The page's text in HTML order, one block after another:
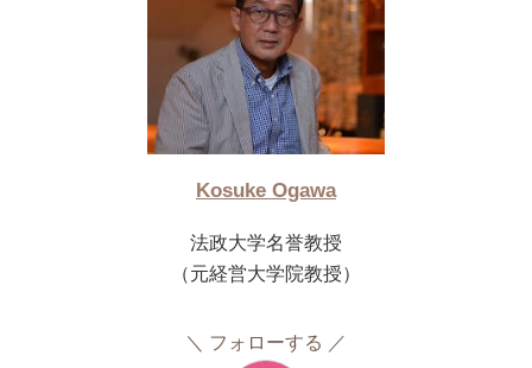
Kosuke Ogawa
法政大学名誉教授
（元経営大学院教授）
フォローする